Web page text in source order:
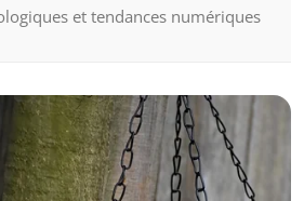
et tendances numériques